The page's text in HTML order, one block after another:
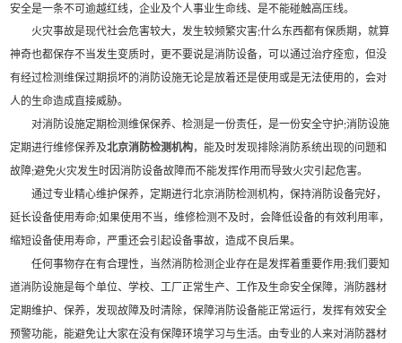
安全是一条不可逾越红线，企业及个人事业生命线、是不能碰触高压线。
火灾事故是现代社会危害较大，发生较频繁灾害;什么东西都有保质期，就算
神奇也都保存不当发生变质时，更不要说是消防设备，可以通过治疗痊愈，但没
有经过检测维保过期损坏的消防设施无论是放着还是使用或是无法使用的，会对
人的生命造成直接威胁。
对消防设施定期检测维保保养、检测是一份责任，是一份安全守护;消防设施
定期进行维修保养及北京消防检测机构，能及时发现排除消防系统出现的问题和
故障;避免火灾发生时因消防设备故障而不能发挥作用而导致火灾引起危害。
通过专业精心维护保养，定期进行北京消防检测机构，保持消防设备完好，
延长设备使用寿命;如果使用不当，维修检测不及时，会降低设备的有效利用率，
缩短设备使用寿命，严重还会引起设备事故，造成不良后果。
任何事物存在有合理性，当然消防检测企业存在是发挥着重要作用 ;我们要知
道消防设施是每个单位、学校、工厂正常生产、工作及生命安全保障，消防器材
定期维护、保养，发现故障及时清除，保障消防设备能正常运行，发挥有效安全
预警功能，能避免让大家在没有保障环境学习与生活。由专业的人来对消防器材